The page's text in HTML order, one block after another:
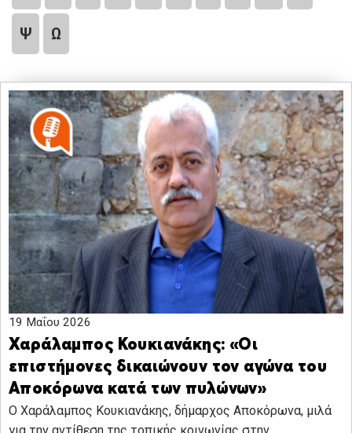
Ψ Ω
19 Μαΐου 2026
Χαράλαμπος Κουκιανάκης: «Οι
επιστήμονες δικαιώνουν τον αγώνα του
Αποκόρωνα κατά των πυλώνων»
Ο Χαράλαμπος Κουκιανάκης, δήμαρχος Αποκόρωνα, μιλά